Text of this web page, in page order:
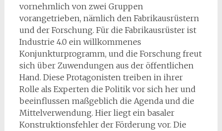
vornehmlich von zwei Gruppen
vorangetrieben, nämlich den Fabrikausrüstern
und der Forschung. Für die Fabrikausrüster ist
Industrie 4.0 ein willkommenes
Konjunkturprogramm, und die Forschung freut
sich über Zuwendungen aus der öffentlichen
Hand. Diese Protagonisten treiben in ihrer
Rolle als Experten die Politik vor sich her und
beeinflussen maßgeblich die Agenda und die
Mittelverwendung. Hier liegt ein basaler
Konstruktionsfehler der Förderung vor. Die